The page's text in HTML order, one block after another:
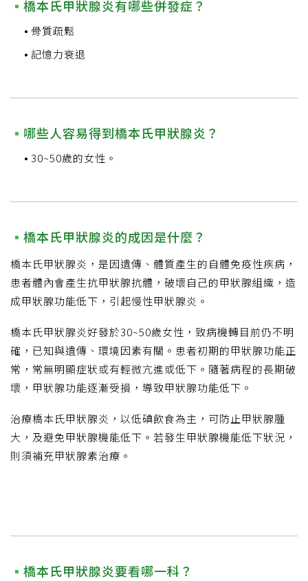
橋本氏甲狀腺炎有哪些併發症？
骨質疏鬆
記憶力衰退
哪些人容易得到橋本氏甲狀腺炎？
30~50歲的女性。
橋本氏甲狀腺炎的成因是什麼？
橋本氏甲狀腺炎，是因遺傳、體質產生的自體免疫性疾病，
患者體內會產生抗甲狀腺抗體，破壞自己的甲狀腺組織，造
成甲狀腺功能低下，引起慢性甲狀腺炎。
橋本氏甲狀腺炎好發於30~50歲女性，致病機轉目前仍不明
確，已知與遺傳、環境因素有關。患者初期的甲狀腺功能正
常，常無明顯症狀或有輕微亢進或低下。隨著病程的長期破
壞，甲狀腺功能逐漸受損，導致甲狀腺功能低下。
治療橋本氏甲狀腺炎，以低碘飲食為主，可防止甲狀腺腫
大，及避免甲狀腺機能低下。若發生甲狀腺機能低下狀況，
則須補充甲狀腺素治療。
橋本氏甲狀腺炎要看哪一科？